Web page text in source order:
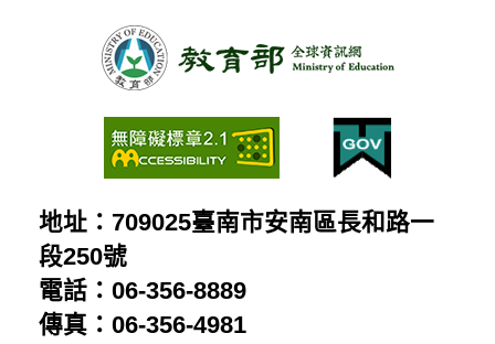
地址：709025臺南市安南區長和路一
段250號
電話：06-356-8889
傳真：06-356-4981